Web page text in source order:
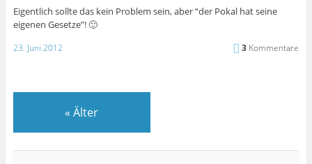
Eigentlich sollte das kein Problem sein, aber “der Pokal hat seine
eigenen Gesetze”! 🙂
23. Juni 2012 3 Kommentare
« Älter